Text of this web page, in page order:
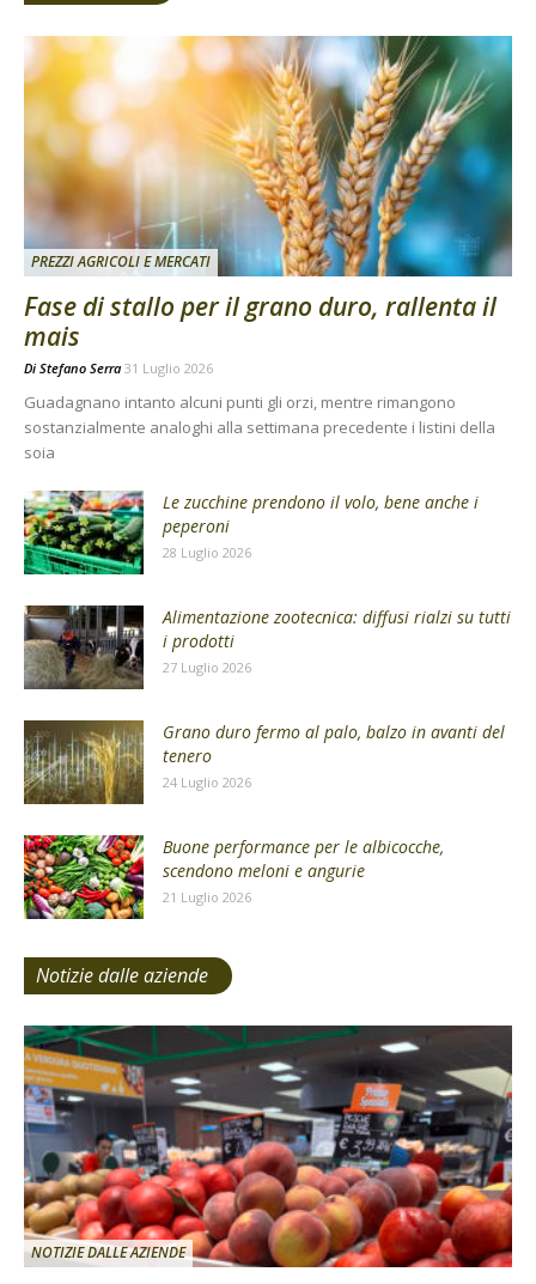
PREZZI AGRICOLI E MERCATI
Fase di stallo per il grano duro, rallenta il
mais
Di Stefano Serra 31 Luglio 2026
Guadagnano intanto alcuni punti gli orzi, mentre rimangono
sostanzialmente analoghi alla settimana precedente i listini della
soia
Le zucchine prendono il volo, bene anche i
peperoni
28 Luglio 2026
Alimentazione zootecnica: diffusi rialzi su tutti
i prodotti
27 Luglio 2026
Grano duro fermo al palo, balzo in avanti del
tenero
24 Luglio 2026
Buone performance per le albicocche,
scendono meloni e angurie
21 Luglio 2026
Notizie dalle aziende
NOTIZIE DALLE AZIENDE